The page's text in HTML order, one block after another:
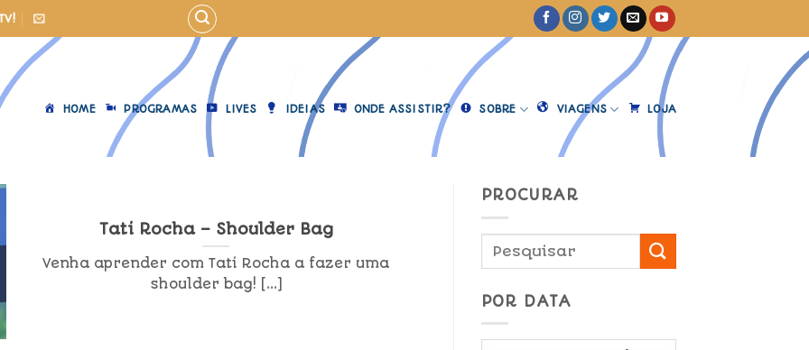
HOME PROGRAMAS LIVES IDEIAS ONDE ASSISTIR? SOBRE VIAGENS LOJA
Tati Rocha – Shoulder Bag
Venha aprender com Tati Rocha a fazer uma
shoulder bag! [...]
PROCURAR
POR DATA